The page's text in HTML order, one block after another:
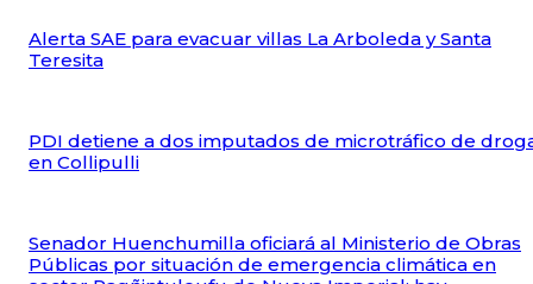
Alerta SAE para evacuar villas La Arboleda y Santa
Teresita
PDI detiene a dos imputados de microtráfico de
en Collipulli
Senador Huenchumilla oficiará al Ministerio de Obras
Públicas por situación de emergencia climática en